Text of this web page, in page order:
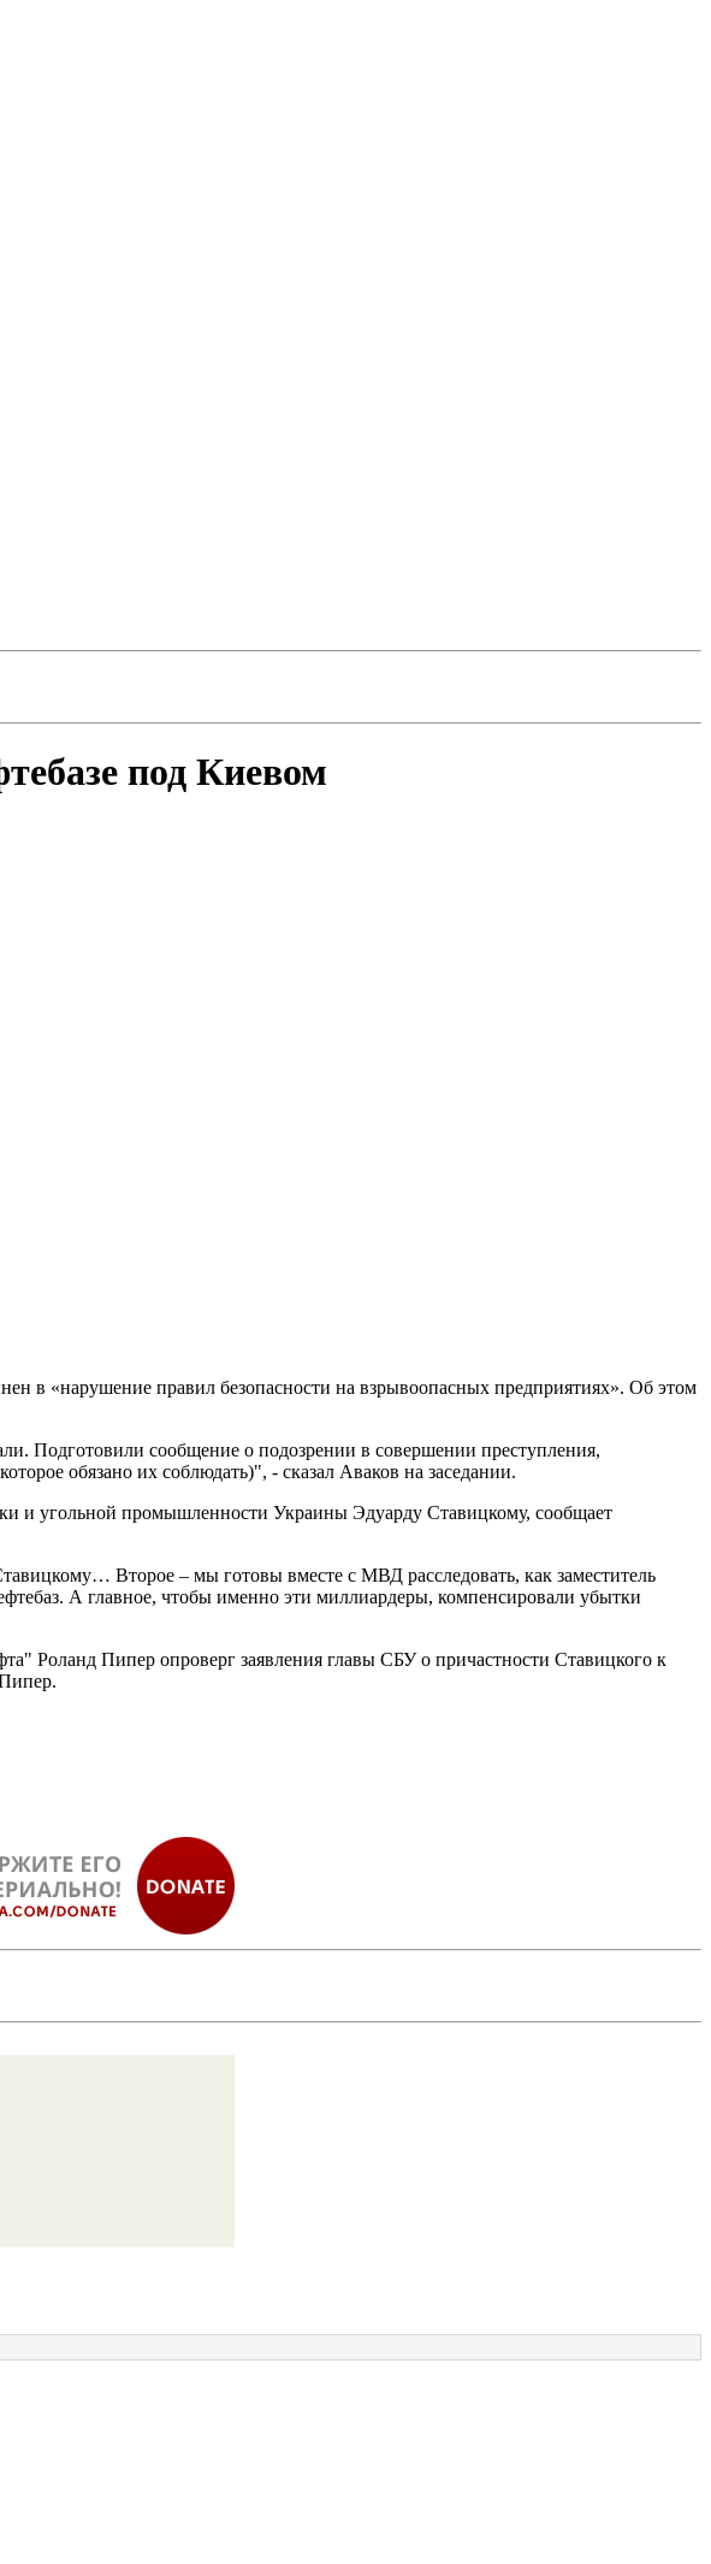
под Киевом
«нарушение правил безопасности на взрывоопасных предприятиях». Об этом
Подготовили сообщение о подозрении в совершении преступления,
обязано их соблюдать)", - сказал Аваков на заседании.
и угольной промышленности Украины Эдуарду Ставицкому, сообщает
Второе – мы готовы вместе с МВД расследовать, как заместитель
А главное, чтобы именно эти миллиардеры, компенсировали убытки
Роланд Пипер опроверг заявления главы СБУ о причастности Ставицкого к